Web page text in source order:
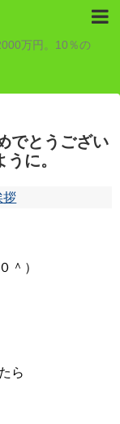
万円。10％の
でとうござい
に。
拶
＾）
ら